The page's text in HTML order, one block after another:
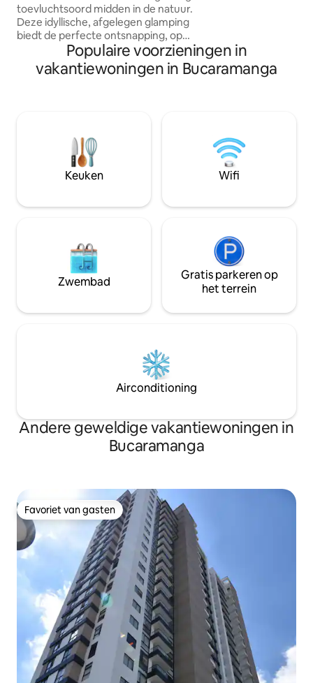
toevluchtsoord midden in de natuur.
Deze idyllische, afgelegen glamping
biedt de perfecte ontsnapping, op
slechts 10 minuten afstand van de stad.
Omgeven door de natuur en het
pittoreske uitzicht. De inrichting is
uitnodigende sfeer ontstaat. ONTBIJT
INBEGREPEN! GRATIS ophalen en
afzetten! - Voor extra reizen naar de
stad geldt een toeslag
Populaire voorzieningen in
vakantiewoningen in Bucaramanga
Keuken Wifi
Zwembad
Gratis parkeren op
het terrein
Airconditioning
Andere geweldige vakantiewoningen in
Bucaramanga
Favoriet van gasten
Favoriet van gasten